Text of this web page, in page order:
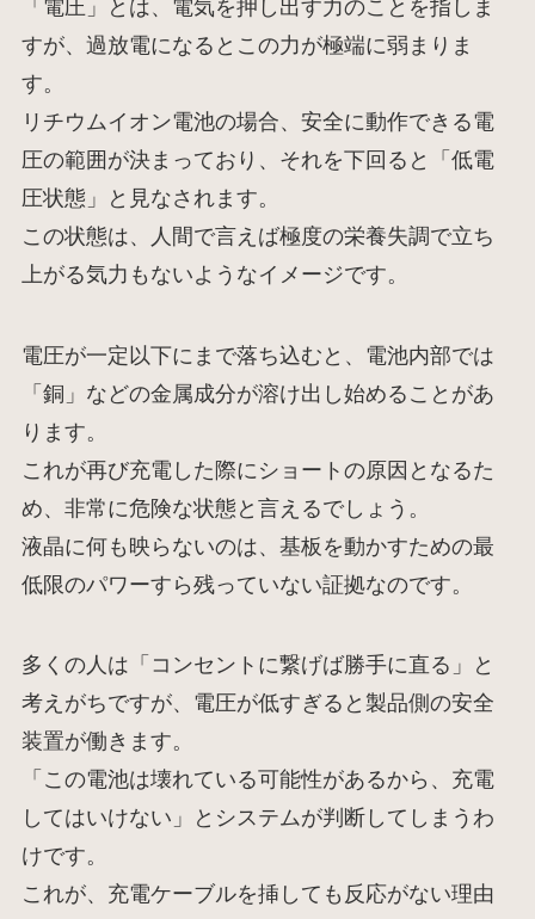
「電圧」とは、電気を押し出す力のことを指しま
すが、過放電になるとこの力が極端に弱まりま
す。
リチウムイオン電池の場合、安全に動作できる電
圧の範囲が決まっており、それを下回ると「低電
圧状態」と見なされます。
この状態は、人間で言えば極度の栄養失調で立ち
上がる気力もないようなイメージです。
電圧が一定以下にまで落ち込むと、電池内部では
「銅」などの金属成分が溶け出し始めることがあ
ります。
これが再び充電した際にショートの原因となるた
め、非常に危険な状態と言えるでしょう。
液晶に何も映らないのは、基板を動かすための最
低限のパワーすら残っていない証拠なのです。
多くの人は「コンセントに繋げば勝手に直る」と
考えがちですが、電圧が低すぎると製品側の安全
装置が働きます。
「この電池は壊れている可能性があるから、充電
してはいけない」とシステムが判断してしまうわ
けです。
これが、充電ケーブルを挿しても反応がない理由